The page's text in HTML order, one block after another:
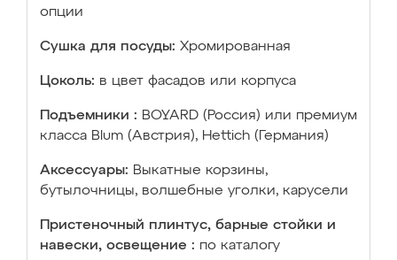
опции
Сушка для посуды: Хромированная
Цоколь: в цвет фасадов или корпуса
Подъемники : BOYARD (Россия) или премиум
класса Blum (Австрия), Hettich (Германия)
Аксессуары: Выкатные корзины,
бутылочницы, волшебные уголки, карусели
Пристеночный плинтус, барные стойки и
навески, освещение : по каталогу